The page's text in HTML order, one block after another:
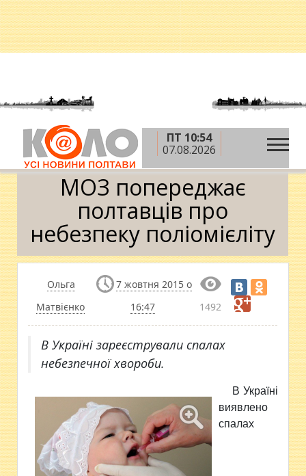
ПТ 10:54
07.08.2026
Головна » Новини » Здоров'я »МОЗ
попереджає полтавців про небезпеку поліомієліту
МОЗ попереджає
полтавців про
небезпеку поліомієліту
Ольга
Матвієнко
7 жовтня 2015 о
16:47
1492
В Україні зареєстрували спалах
небезпечної хвороби.
В Україні
виявлено
спалах